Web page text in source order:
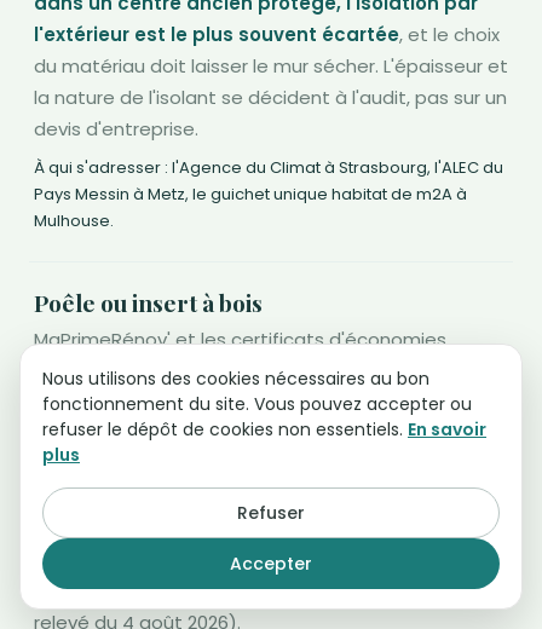
l'extérieur est le plus souvent écartée, et le choix
du matériau doit laisser le mur sécher. L'épaisseur et
la nature de l'isolant se décident à l'audit, pas sur un
devis d'entreprise.
À qui s'adresser : l'Agence du Climat à Strasbourg, l'ALEC du
Pays Messin à Metz, le guichet unique habitat de m2A à
Mulhouse.
Poêle ou insert à bois
MaPrimeRénov' et les certificats d'économies
d'énergie financent l'appareil performant. Sur
l'Eurométropole de Strasbourg s'y ajoute une prime
spécifique au remplacement d'un appareil installé
avant 2002 ou d'une cheminée à foyer ouvert,
ouverte au chauffage d'appoint et aux bailleurs.Ce
dispositif est annoncé comme prenant fin, les
dossiers devant être déposés au plus tard le 1er
novembre 2026(Eurométropole de Strasbourg,
relevé du 4 août 2026).
Nous utilisons des cookies nécessaires au bon
fonctionnement du site. Vous pouvez accepter ou
refuser le dépôt de cookies non essentiels. En savoir
plus
Refuser
Accepter